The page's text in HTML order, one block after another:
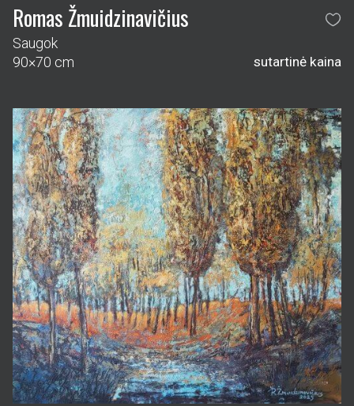
Romas Žmuidzinavičius
Saugok
90×70 cm
sutartinė kaina